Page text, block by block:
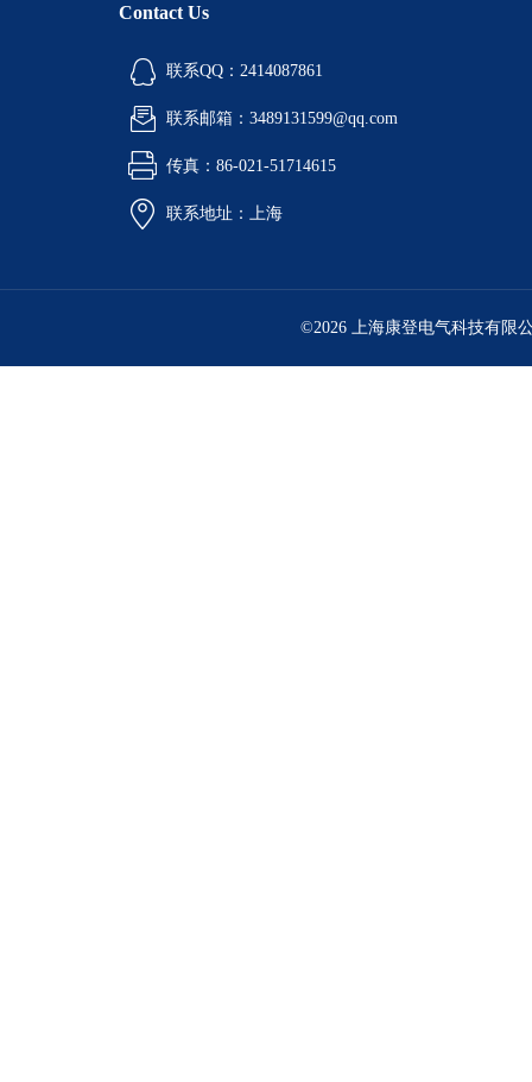
Contact Us
联系QQ：2414087861
联系邮箱：3489131599@qq.com
传真：86-021-51714615
联系地址：上海
©2026 上海康登电气科技有限